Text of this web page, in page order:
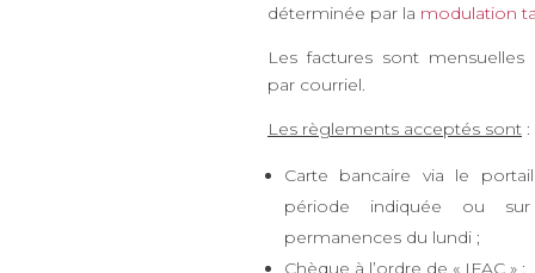
déterminée par la modulation
Les factures sont
par courriel.
Les règlements acceptés sont :
Carte bancaire via le
période indiquée ou
permanences du lundi ;
Chèque à l’ordre de « IFAC » ;